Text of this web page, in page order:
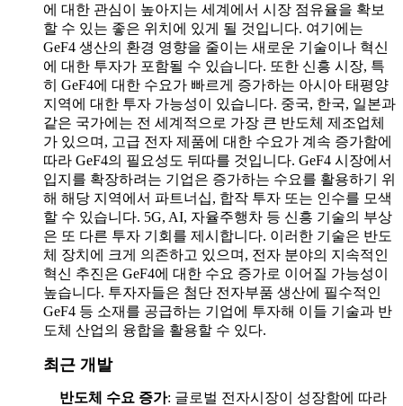
에 대한 관심이 높아지는 세계에서 시장 점유율을 확보
할 수 있는 좋은 위치에 있게 될 것입니다. 여기에는
GeF4 생산의 환경 영향을 줄이는 새로운 기술이나 혁신
에 대한 투자가 포함될 수 있습니다. 또한 신흥 시장, 특
히 GeF4에 대한 수요가 빠르게 증가하는 아시아 태평양
지역에 대한 투자 가능성이 있습니다. 중국, 한국, 일본과
같은 국가에는 전 세계적으로 가장 큰 반도체 제조업체
가 있으며, 고급 전자 제품에 대한 수요가 계속 증가함에
따라 GeF4의 필요성도 뒤따를 것입니다. GeF4 시장에서
입지를 확장하려는 기업은 증가하는 수요를 활용하기 위
해 해당 지역에서 파트너십, 합작 투자 또는 인수를 모색
할 수 있습니다. 5G, AI, 자율주행차 등 신흥 기술의 부상
은 또 다른 투자 기회를 제시합니다. 이러한 기술은 반도
체 장치에 크게 의존하고 있으며, 전자 분야의 지속적인
혁신 추진은 GeF4에 대한 수요 증가로 이어질 가능성이
높습니다. 투자자들은 첨단 전자부품 생산에 필수적인
GeF4 등 소재를 공급하는 기업에 투자해 이들 기술과 반
도체 산업의 융합을 활용할 수 있다.
최근 개발
반도체 수요 증가: 글로벌 전자시장이 성장함에 따라